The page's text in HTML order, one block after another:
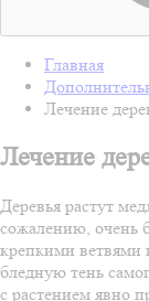
Главная
Лечение
Лечение
Деревья растут
сожалению, очень
крепкими ветвями
бледную тень
с растением явно